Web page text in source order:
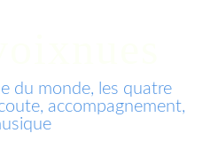
du monde, les quatre
accompagnement,